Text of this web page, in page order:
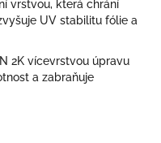
vrstvou, která chrání
UV stabilitu fólie a
2K vícevrstvou úpravu
a zabraňuje